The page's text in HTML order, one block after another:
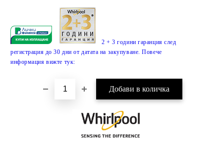
2 + 3 години гаранция след
регистрация до 30 дни от датата на закупуване. Повече
информация вижте тук: